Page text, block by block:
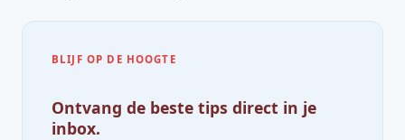
BLIJF OP DE HOOGTE
Ontvang de beste tips direct in je
inbox.